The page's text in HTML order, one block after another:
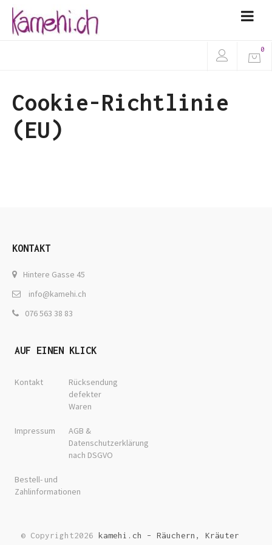
0
Cookie-Richtlinie
(EU)
KONTAKT
Hintere Gasse 45
info@kamehi.ch
076 563 38 83
AUF EINEN KLICK
Kontakt
Rücksendung
defekter
Waren
Impressum
AGB &
Datenschutzerklärung
nach DSGVO
Bestell- und
Zahlinformationen
© Copyright2026 kamehi.ch – Räuchern, Kräuter